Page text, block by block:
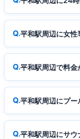
平和駅周辺に女性
平和駅周辺で料金
平和駅周辺にプー
平和駅周辺にサウ